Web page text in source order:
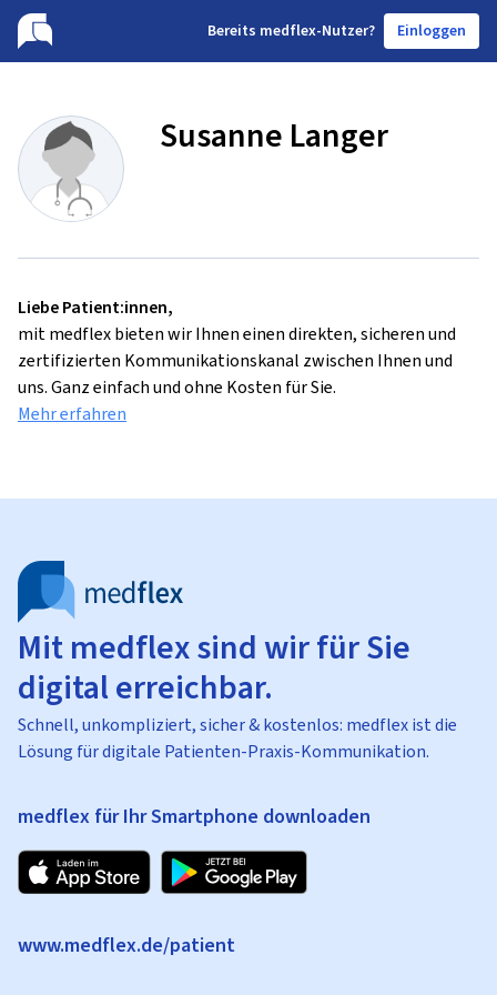
Bereits medflex-Nutzer? Einloggen
Susanne Langer
Liebe Patient:innen,
mit medflex bieten wir Ihnen einen direkten, sicheren und
zertifizierten Kommunikationskanal zwischen Ihnen und
uns. Ganz einfach und ohne Kosten für Sie.
Mehr erfahren
Mit medflex sind wir für Sie
digital erreichbar.
Schnell, unkompliziert, sicher & kostenlos: medflex ist die
Lösung für digitale Patienten-Praxis-Kommunikation.
medflex für Ihr Smartphone downloaden
www.medflex.de/patient